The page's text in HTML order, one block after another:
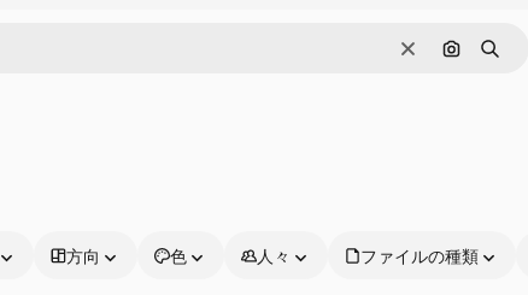
消去 画像で検索
検索
方向 色 人々 ファイルの種類